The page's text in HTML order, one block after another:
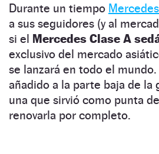
Durante un tiempo
a sus seguidores (y al
si el Mercedes Clase A
exclusivo del mercado
se lanzará en todo el
añadido a la parte baja de la
una que sirvió como punta
renovarla por completo.